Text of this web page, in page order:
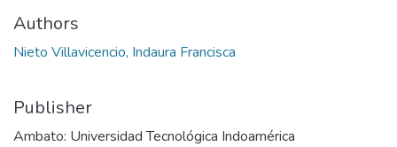
Authors
Nieto Villavicencio, Indaura Francisca
Publisher
Ambato: Universidad Tecnológica Indoamérica